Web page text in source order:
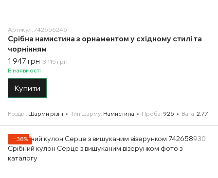
Артикул: 742656245
Срібна намистина з орнаментом у східному стилі та
чорнінням
1 947 грн 3 115 грн
В наявності
Купити
Розділ Шарми різні Тип шарму Намистина Проба 925 Вага 2.77
−38%